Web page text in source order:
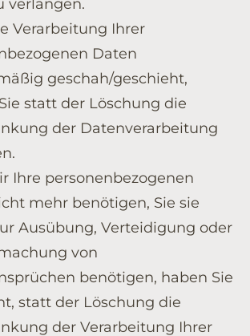
verlangen.
Verarbeitung Ihrer
Daten
geschah/geschieht,
statt der Löschung die
der Datenverarbeitung
Ihre personenbezogenen
mehr benötigen, Sie sie
Ausübung, Verteidigung oder
von
benötigen, haben Sie
statt der Löschung die
der Verarbeitung Ihrer